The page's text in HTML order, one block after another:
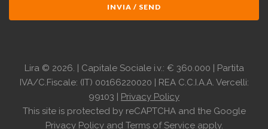
INVIA / SEND
Lira © 2026. | Capitale Sociale i.v.: € 360.000 | Partita
IVA/C.Fiscale: (IT) 00166220020 | REA C.C.I.A.A. Vercelli:
99103 | Privacy Policy
This site is protected by reCAPTCHA and the Google
Privacy Policyand Terms of Serviceapply.